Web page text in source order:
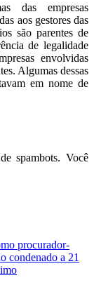
das empresas
aos gestores das
são parentes de
de legalidade
envolvidas
Algumas dessas
em nome de
spambots. Você
procurador-
condenado a 21